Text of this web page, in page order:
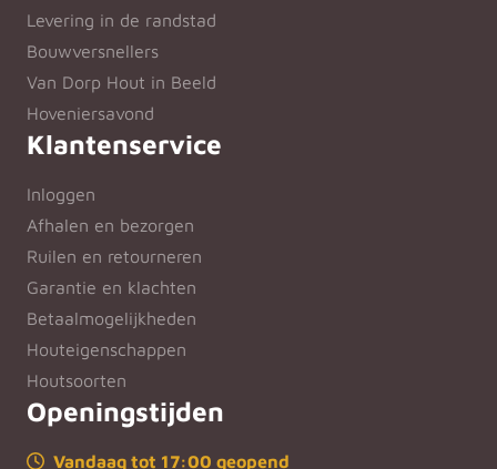
Levering in de randstad
Bouwversnellers
Van Dorp Hout in Beeld
Hoveniersavond
Klantenservice
Inloggen
Afhalen en bezorgen
Ruilen en retourneren
Garantie en klachten
Betaalmogelijkheden
Houteigenschappen
Houtsoorten
Openingstijden
Vandaag tot 17:00 geopend